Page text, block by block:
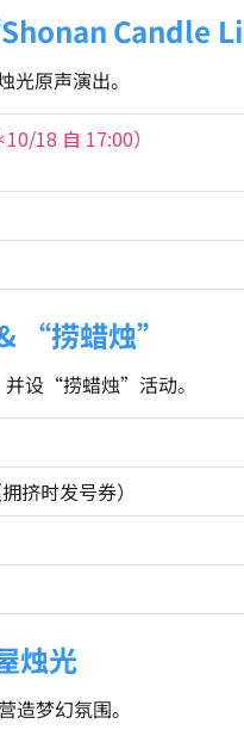
Candle
光原声演出。
18 自 17:00）
“捞蜡烛”
设“捞蜡烛”活动。
挤时发号券）
烛光
造梦幻氛围。